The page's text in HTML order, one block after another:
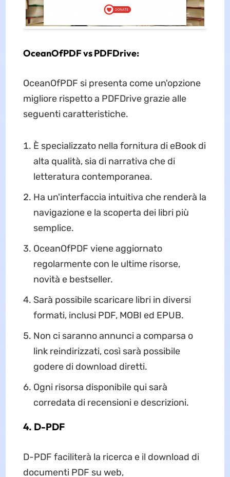
OceanOfPDF vs PDFDrive:
OceanOfPDF si presenta come un'opzione
migliore rispetto a PDFDrive grazie alle
seguenti caratteristiche.
È specializzato nella fornitura di eBook di
alta qualità, sia di narrativa che di
letteratura contemporanea.
Ha un'interfaccia intuitiva che renderà la
navigazione e la scoperta dei libri più
semplice.
OceanOfPDF viene aggiornato
regolarmente con le ultime risorse,
novità e bestseller.
Sarà possibile scaricare libri in diversi
formati, inclusi PDF, MOBI ed EPUB.
Non ci saranno annunci a comparsa o
link reindirizzati, così sarà possibile
godere di download diretti.
Ogni risorsa disponibile qui sarà
corredata di recensioni e descrizioni.
4. D-PDF
D-PDF faciliterà la ricerca e il download di
documenti PDF su web,